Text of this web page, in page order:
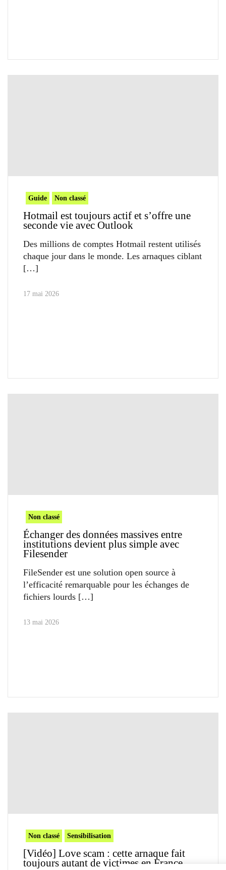
Guide Non classé
Hotmail est toujours actif et s’offre une
seconde vie avec Outlook
Des millions de comptes Hotmail restent utilisés
chaque jour dans le monde. Les arnaques ciblant
17 mai 2026
Non classé
Échanger des données massives entre
institutions devient plus simple avec
Filesender
FileSender est une solution open source à
l’efficacité remarquable pour les échanges de
fichiers lourds
13 mai 2026
Non classé Sensibilisation
[Vidéo] Love scam : cette arnaque fait
toujours autant de victimes en France